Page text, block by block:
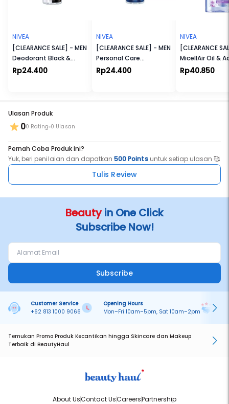
1. Aplikasikan secara merata pada ketiak yang sudah dikeringkan
2. Biarkan deodorant hingga benar-benar mengering sebelum
NIVEA
[CLEARANCE SALE] - MEN
Deodorant Black &
White Fresh Roll-On
Rp24.400
NIVEA
[CLEARANCE SALE] - MEN
Personal Care
Deodorant Cool Kick
Rp24.400
NIVEA
[CLEARANCE
MicellAir Oil &
Rp40.850
Ulasan Produk
00 Rating 0 Ulasan
Pernah Coba Produk ini?
Yuk, beri penilaian dan dapatkan500 Pointsuntuk setiap ulasan 🥰
Tulis Review
Beautyin One Click
Subscribe Now!
Subscribe
Customer Service
+62 813 1000 9066
Opening Hours
Mon–Fri 10am–5pm, Sat 10am–2pm
Temukan Promo Produk Kecantikan hingga Skincare dan Makeup
Terbaik di BeautyHaul
About UsContact UsCareersPartnership